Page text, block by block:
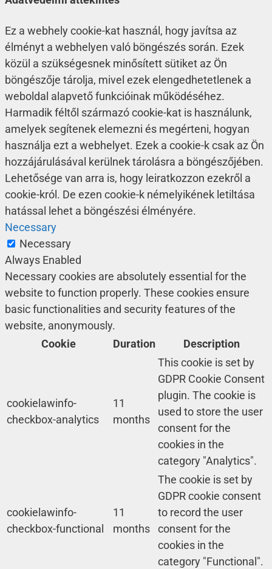
Ez a webhely cookie-kat használ, hogy javítsa az
élményt a webhelyen való böngészés során. Ezek
közül a szükségesnek minősített sütiket az Ön
böngészője tárolja, mivel ezek elengedhetetlenek a
weboldal alapvető funkcióinak működéséhez.
Harmadik féltől származó cookie-kat is használunk,
amelyek segítenek elemezni és megérteni, hogyan
használja ezt a webhelyet. Ezek a cookie-k csak az Ön
hozzájárulásával kerülnek tárolásra a böngészőjében.
Lehetősége van arra is, hogy leiratkozzon ezekről a
cookie-król. De ezen cookie-k némelyikének letiltása
hatással lehet a böngészési élményére.
Necessary
Necessary
Always Enabled
Necessary cookies are absolutely essential for the
website to function properly. These cookies ensure
basic functionalities and security features of the
website, anonymously.
Cookie
Duration Description
cookielawinfo-
checkbox-analytics
11
months
This cookie is set by
GDPR Cookie Consent
plugin. The cookie is
used to store the user
consent for the
cookies in the
category "Analytics".
cookielawinfo-
checkbox-functional
11
months
The cookie is set by
GDPR cookie consent
to record the user
consent for the
cookies in the
category "Functional".